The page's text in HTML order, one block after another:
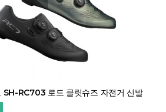
SH-RC703 로드 클릿슈즈 자전거 신발